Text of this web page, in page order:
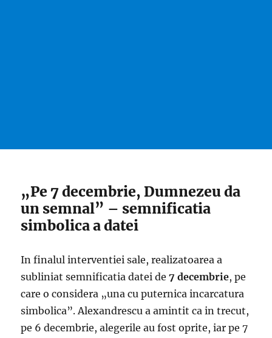
„Pe 7 decembrie, Dumnezeu da
un semnal” – semnificatia
simbolica a datei
In finalul interventiei sale, realizatoarea a
subliniat semnificatia datei de7 decembrie, pe
care o considera „una cu puternica incarcatura
simbolica”. Alexandrescu a amintit ca in trecut,
pe 6 decembrie, alegerile au fost oprite, iar pe 7